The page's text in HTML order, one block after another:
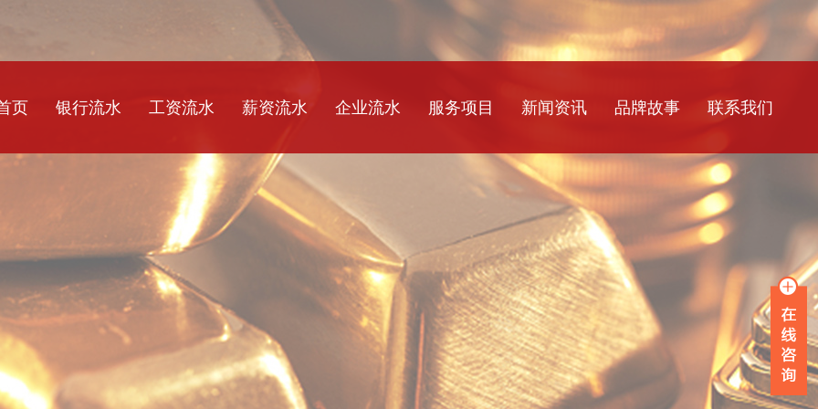
页 银行流水 工资流水 薪资流水 企业流水 服务项目
薪资流水
企业流水
在职证明
离职证明
收入证明
新闻资讯
公司新闻
行业资讯
常见问题
品牌故事 联系我们